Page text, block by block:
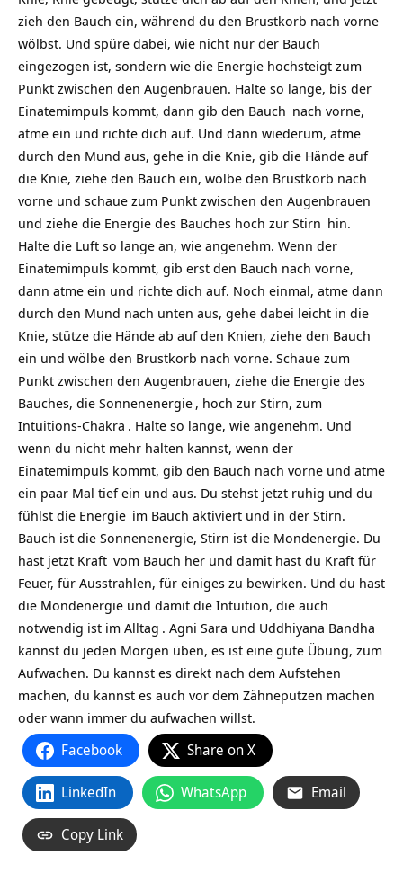
zieh den Bauch ein, während du den Brustkorb nach vorne
wölbst. Und spüre dabei, wie nicht nur der Bauch
eingezogen ist, sondern wie die Energie hochsteigt zum
Punkt zwischen den Augenbrauen. Halte so lange, bis der
Einatemimpuls kommt, dann gib den Bauch nach vorne,
atme ein und richte dich auf. Und dann wiederum, atme
durch den Mund aus, gehe in die Knie, gib die Hände auf
die Knie, ziehe den Bauch ein, wölbe den Brustkorb nach
vorne und schaue zum Punkt zwischen den Augenbrauen
und ziehe die Energie des Bauches hoch zur Stirn hin.
Halte die Luft so lange an, wie angenehm. Wenn der
Einatemimpuls kommt, gib erst den Bauch nach vorne,
dann atme ein und richte dich auf. Noch einmal, atme dann
durch den Mund nach unten aus, gehe dabei leicht in die
Knie, stütze die Hände ab auf den Knien, ziehe den Bauch
ein und wölbe den Brustkorb nach vorne. Schaue zum
Punkt zwischen den Augenbrauen, ziehe die Energie des
Bauches, die Sonnenenergie , hoch zur Stirn, zum
Intuitions-Chakra . Halte so lange, wie angenehm. Und
wenn du nicht mehr halten kannst, wenn der
Einatemimpuls kommt, gib den Bauch nach vorne und atme
ein paar Mal tief ein und aus. Du stehst jetzt ruhig und du
fühlst die Energie im Bauch aktiviert und in der Stirn.
Bauch ist die Sonnenenergie, Stirn ist die Mondenergie. Du
hast jetzt Kraft vom Bauch her und damit hast du Kraft für
Feuer, für Ausstrahlen, für einiges zu bewirken. Und du hast
die Mondenergie und damit die Intuition, die auch
notwendig ist im Alltag . Agni Sara und Uddhiyana Bandha
kannst du jeden Morgen üben, es ist eine gute Übung, zum
Aufwachen. Du kannst es direkt nach dem Aufstehen
machen, du kannst es auch vor dem Zähneputzen machen
oder wann immer du aufwachen willst.
Facebook Share on X
LinkedIn WhatsApp Email
Copy Link